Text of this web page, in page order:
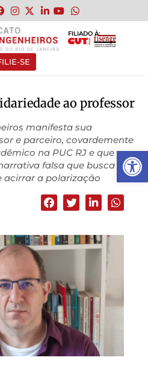
Abrir
FILIADO À:
SE
ao professor
manifesta sua
e parceiro, covardemente
na PUC RJ e que
falsa que busca
acirrar a polarização